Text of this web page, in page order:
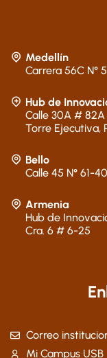
Medellín
Carrera 56C N°
Hub de
Calle 30A # 82A
Torre Ejecutiva,
Bello
Calle 45 N° 61-
Armenia
Hub de
Cra. 6 # 6-25
Correo
Mi Campus USB